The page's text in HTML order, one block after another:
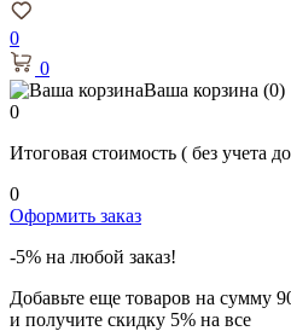
0
0
Ваша корзина (0)
0
Итоговая стоимость ( без учета
0
Оформить заказ
-5% на любой заказ!
Добавьте еще товаров на сумму
и получите скидку 5% на все